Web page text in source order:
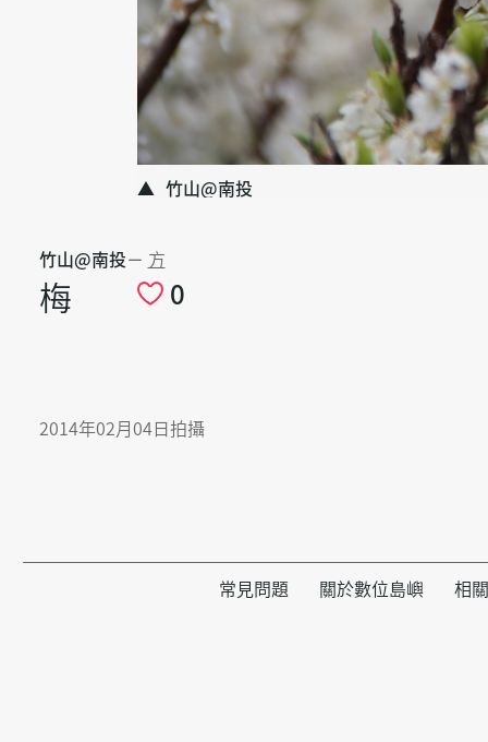
竹山@南投
竹山@南投－ 方
梅 0
2014年02月04日拍攝
常見問題 關於數位島嶼 相